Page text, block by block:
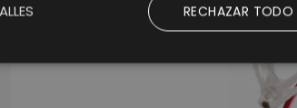
RECHAZAR TODO